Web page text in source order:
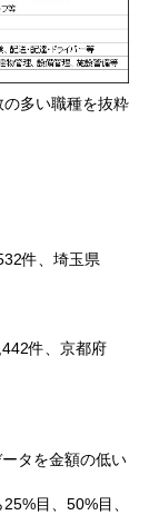
多い職種を抜粋
、埼玉県
件、京都府
タを金額の低い
目、